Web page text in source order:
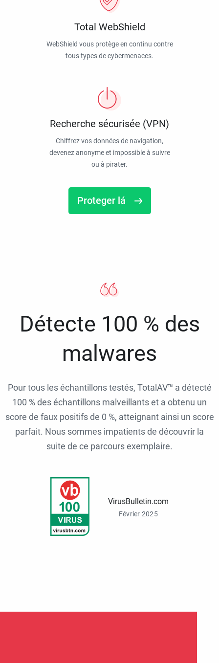
Total WebShield
WebShield vous protège en continu contre
tous types de cybermenaces.
Recherche sécurisée (VPN)
Chiffrez vos données de navigation,
devenez anonyme et impossible à suivre
ou à pirater.
Proteger lá
Détecte 100 % des
malwares
Pour tous les échantillons testés, TotalAV™ a détecté
100 % des échantillons malveillants et a obtenu un
score de faux positifs de 0 %, atteignant ainsi un score
parfait. Nous sommes impatients de découvrir la
suite de ce parcours exemplaire.
VirusBulletin.com
Février 2025